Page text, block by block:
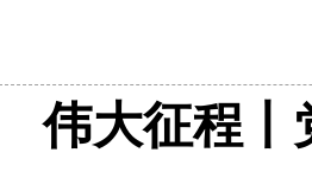
伟大征程丨